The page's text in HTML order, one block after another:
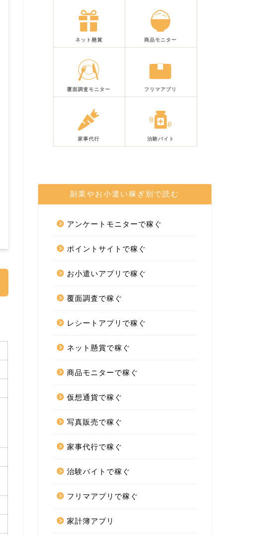
ネット懸賞 商品モニター
覆面調査モニター フリマアプリ
家事代行 治験バイト
副業やお小遣い稼ぎ別で読む
アンケートモニターで稼ぐ
ポイントサイトで稼ぐ
お小遣いアプリで稼ぐ
覆面調査で稼ぐ
レシートアプリで稼ぐ
ネット懸賞で稼ぐ
商品モニターで稼ぐ
仮想通貨で稼ぐ
写真販売で稼ぐ
家事代行で稼ぐ
治験バイトで稼ぐ
フリマアプリで稼ぐ
家計簿アプリ